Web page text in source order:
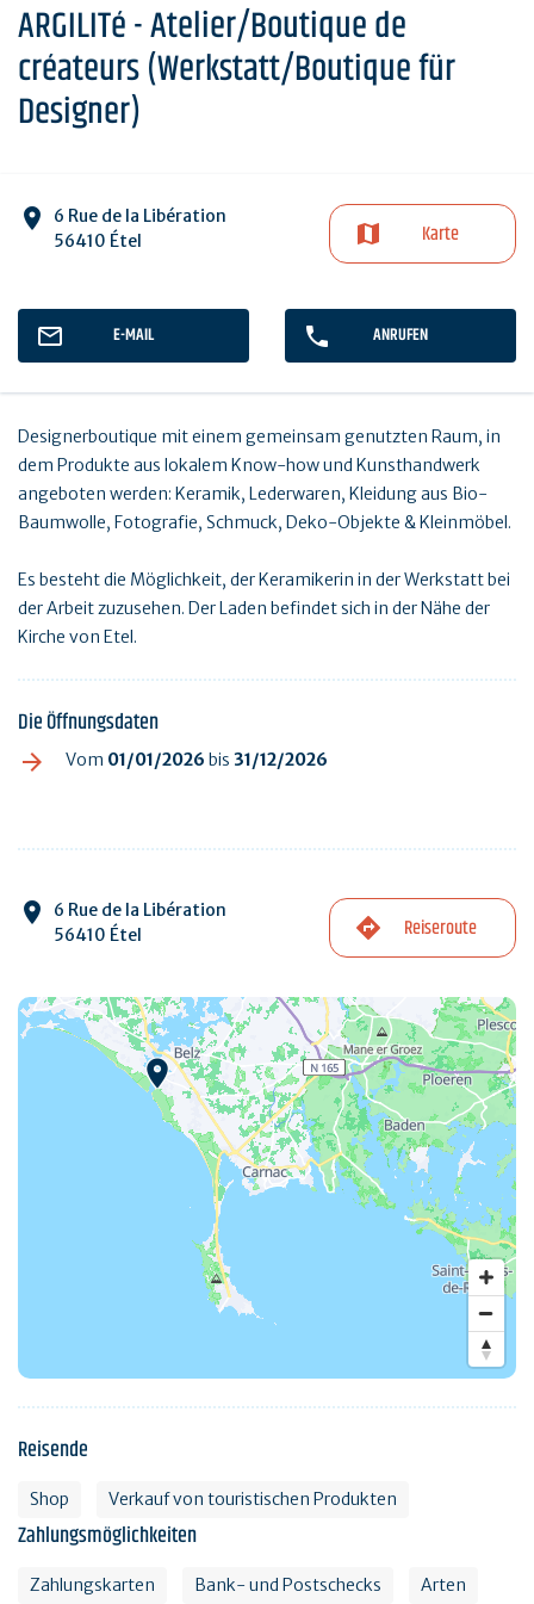
ARGILITé - Atelier/Boutique de
créateurs (Werkstatt/Boutique für
Designer)
6 Rue de la Libération
56410 Étel
Karte
E-MAIL ANRUFEN
Designerboutique mit einem gemeinsam genutzten Raum, in
dem Produkte aus lokalem Know-how und Kunsthandwerk
angeboten werden: Keramik, Lederwaren, Kleidung aus Bio-
Baumwolle, Fotografie, Schmuck, Deko-Objekte & Kleinmöbel.
Es besteht die Möglichkeit, der Keramikerin in der Werkstatt bei
der Arbeit zuzusehen. Der Laden befindet sich in der Nähe der
Kirche von Etel.
Die Öffnungsdaten
Vom 01/01/2026 bis 31/12/2026
6 Rue de la Libération
56410 Étel
Reiseroute
Reisende
Shop Verkauf von touristischen Produkten
Zahlungsmöglichkeiten
Zahlungskarten Bank- und Postschecks Arten